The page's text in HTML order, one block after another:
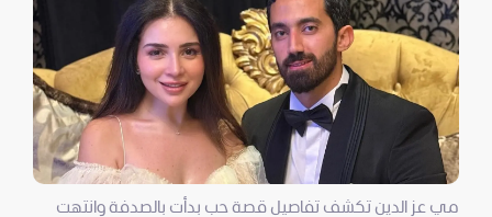
مي عز الدين تكشف تفاصيل قصة حب بدأت بالصدفة وانتهت